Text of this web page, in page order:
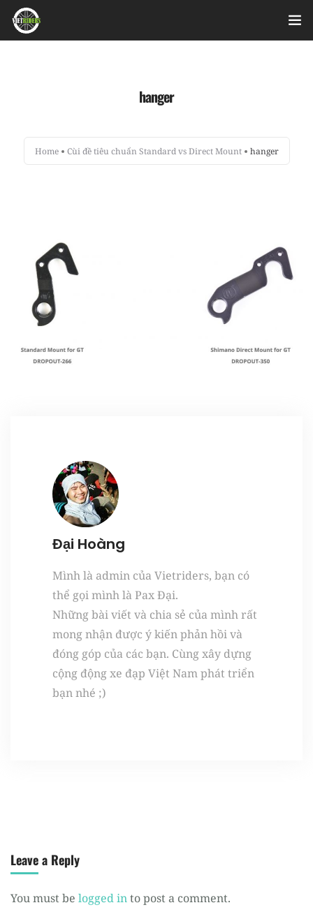
About
Login
hanger
Home Cùi đề tiêu chuẩn Standard vs Direct Mount hanger
Đại Hoàng
Mình là admin của Vietriders, bạn có
thể gọi mình là Pax Đại.
Những bài viết và chia sẻ của mình rất
mong nhận được ý kiến phản hồi và
đóng góp của các bạn. Cùng xây dựng
cộng động xe đạp Việt Nam phát triển
bạn nhé ;)
Leave a Reply
You must be logged into post a comment.